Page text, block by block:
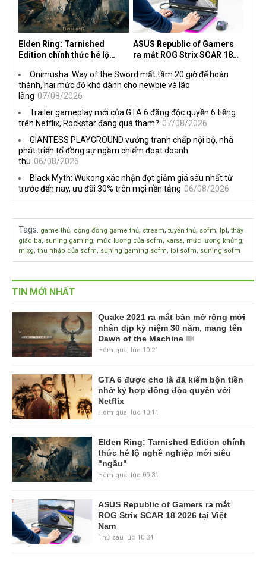
Elden Ring: Tarnished
Edition chính thức hé lộ
ASUS Republic of Gamers
ra mắt ROG Strix SCAR 18
Onimusha: Way of the Sword mất tầm 20 giờ để hoàn
thành, hai mức độ khó dành cho newbie và lão
làng 07/08/2026
Trailer gameplay mới của GTA 6 đăng độc quyền 6 tiếng
trên Netflix, Rockstar đang quá tham? 07/08/2026
GIANTESS PLAYGROUND vướng tranh chấp nội bộ, nhà
phát triển tố đồng sự ngầm chiếm đoạt doanh
thu 06/08/2026
Black Myth: Wukong xác nhận đợt giảm giá sâu nhất từ
trước đến nay, ưu đãi 30% trên mọi nền tảng 06/08/2026
Tags: game thủ, cộng đồng game thủ, stream, tuyển thủ, sofm, lpl, thầy
giáo ba, suning gaming, mức lương của sofm, karsa, mức lương khủng,
mlxg, thu nhập của sofm, suning gaming sofm, lpl sofm, suning sofm
TIN MỚI NHẤT
Quake 2021 ra mắt bản mở rộng mới
nhân dịp kỷ niệm 30 năm, mang tên
Dawn of the Machine
Hôm qua, lúc 10:21
GTA 6 được cho là đã kiếm bộn tiền
nhờ ký hợp đồng độc quyền với
Netflix
Hôm qua, lúc 10:11
Elden Ring: Tarnished Edition chính
thức hé lộ nghề nghiệp mới siêu
"ngầu"
Hôm qua, lúc 09:31
ASUS Republic of Gamers ra mắt
ROG Strix SCAR 18 2026 tại Việt
Nam
Thứ sáu lúc 10:34